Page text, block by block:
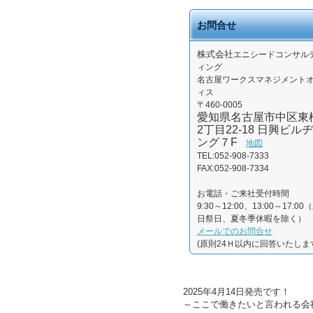
お問合せ
株式会社エニシードコンサル
ィング
名古屋ワークスマネジメント
ィス
〒460-0005
愛知県名古屋市中区東
2丁目22-18 日興ビルヂ
ング７F
地図
TEL:052-908-7333
FAX:052-908-7334
お電話・ご来社受付時間
9:30～12:00、13:00～17:00（
日祭日、夏冬季休暇を除く）
メールでのお問合せ
(原則24Ｈ以内に回答いたしま
2025年4月14日発売です！
～ここで働きたいと言われる会